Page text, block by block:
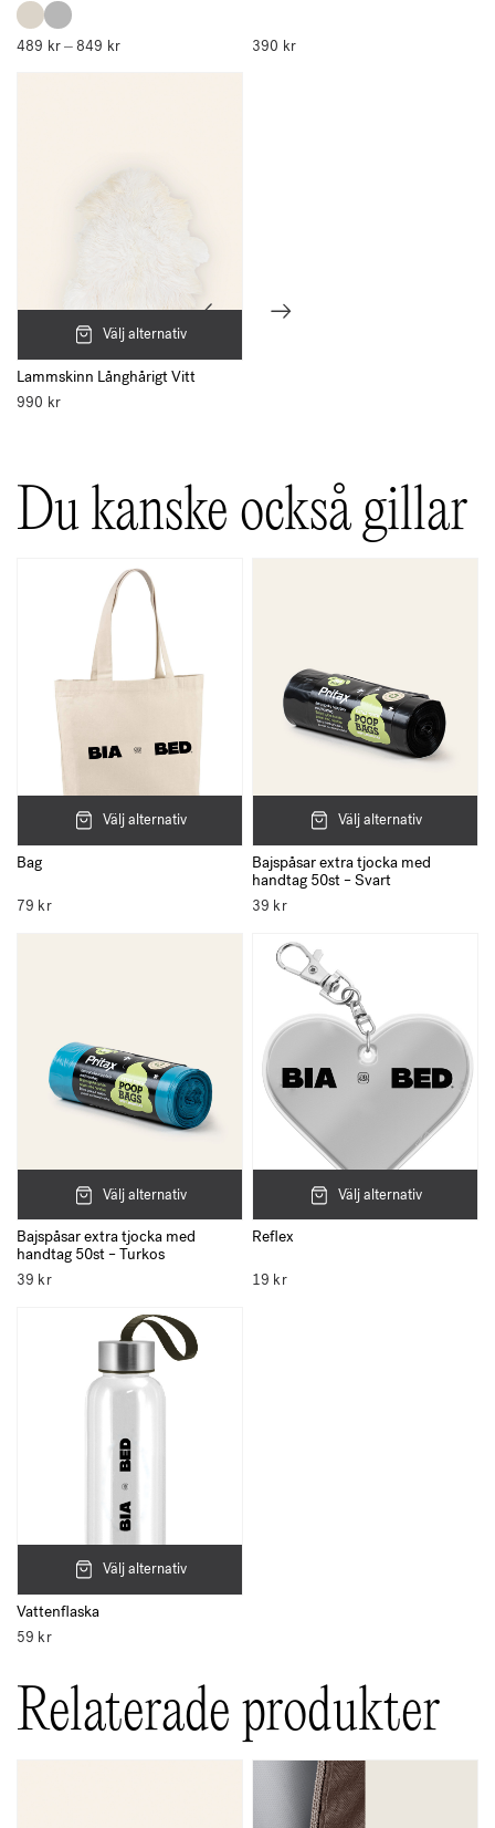
489 kr – 849 krPrisintervall:
390 kr
Välj alternativ
Lammskinn Långhårigt Vitt
990 kr
Du kanske också gillar
Välj alternativ
Bag
79 kr
Välj alternativ
Bajspåsar extra tjocka med
handtag 50st – Svart
39 kr
Välj alternativ
Bajspåsar extra tjocka med
handtag 50st – Turkos
39 kr
Välj alternativ
Reflex
19 kr
Välj alternativ
Vattenflaska
59 kr
Relaterade produkter